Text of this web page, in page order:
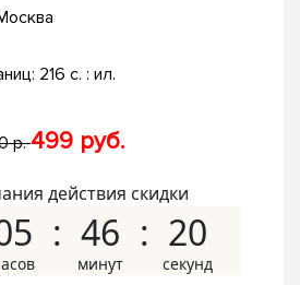
216 с. : ил.
р.499 руб.
действия скидки
46 19